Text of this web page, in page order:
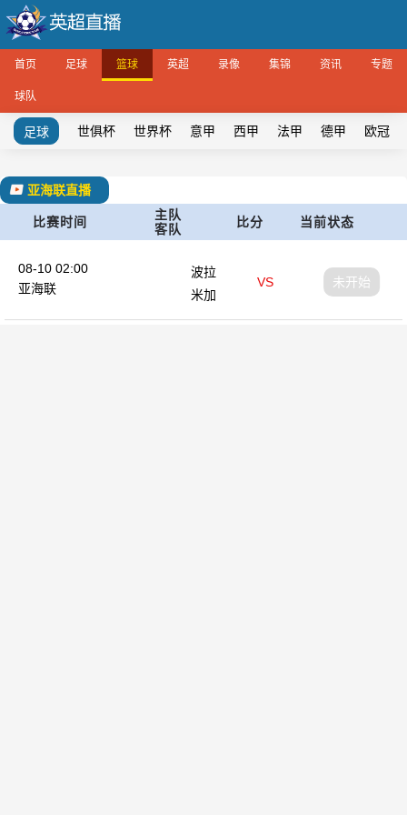
首页 足球 篮球 英超 录像 集锦 资讯 专题
球队
足球 世俱杯 世界杯 意甲 西甲 法甲 德甲 欧冠
亚海联直播
比赛时间 主队 比分
客队 当前状态
08-10 02:00
亚海联
波拉
VS
米加
未开始